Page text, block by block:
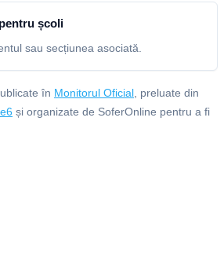
școli
sau secțiunea asociată.
în Monitorul Oficial , preluate din
și organizate de SoferOnline pentru a fi